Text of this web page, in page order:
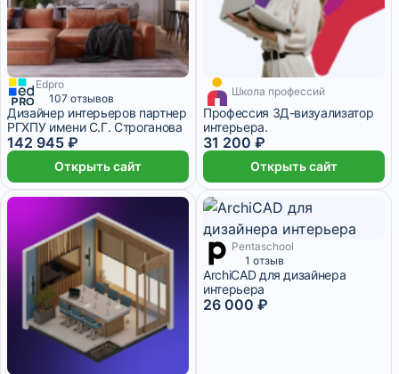
9 месяцев
Edpro
107 отзывов
Дизайнер интерьеров партнер
РГХПУ имени С.Г. Строганова
142 945 ₽
Открыть сайт
Школа профессий
Профессия 3Д-визуализатор
интерьера.
31 200 ₽
Открыть сайт
4 333 ₽/мес 2 месяца
Pentaschool
1 отзыв
ArchiCAD для дизайнера
интерьера
26 000 ₽